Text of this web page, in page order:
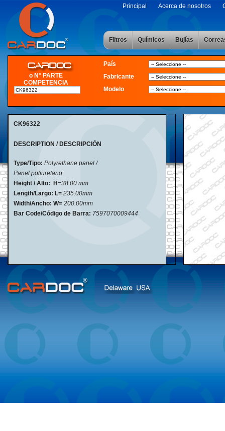
Principal Acerca de nosotros
Filtros Químicos Bujías
o N° PARTE
COMPETENCIA
País
Fabricante
Modelo
CK96322
DESCRIPTION / DESCRIPCIÓN
Type/Tipo: Polyrethane panel /
Panel poliuretano
Height / Alto: H =38.00 mm
Length/Largo: L= 235.00mm
Width/Ancho: W= 200.00mm
Bar Code/Código de Barra: 7597070009444